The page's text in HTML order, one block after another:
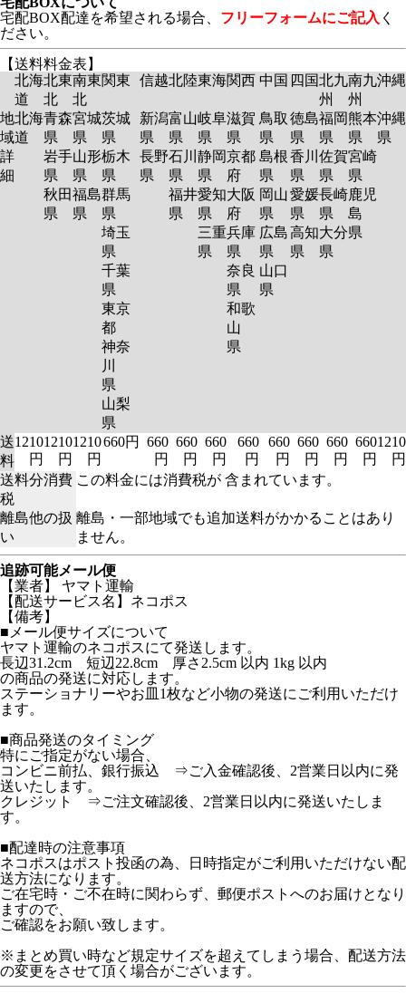
宅配BOX配達を希望される場合、 フリーフォームにご記入 く
ださい。
【送料料金表】
北海
道
北東
北
南東
北
関東 信越北陸東海関西 中国 四国北九
州
南九
州
沖縄
地
域
詳
細
北海
道
青森
県
岩手
県
秋田
県
宮城
県
山形
県
福島
県
茨城
県
栃木
県
群馬
県
埼玉
県
千葉
県
東京
都
神奈
川
県
山梨
県
新潟
県
長野
県
富山
県
石川
県
福井
県
岐阜
県
静岡
県
愛知
県
三重
県
滋賀
県
京都
府
大阪
府
兵庫
県
奈良
県
和歌
山
県
鳥取
県
島根
県
岡山
県
広島
県
山口
県
徳島
県
香川
県
愛媛
県
高知
県
福岡
県
佐賀
県
長崎
県
大分
県
熊本
県
宮崎
県
鹿児
島
県
沖縄
県
送
料
1210
円
1210
円
1210
円
660円
660
円
660
円
660
円
660
円
660
円
660
円
660
円
660
円
1210
円
送料分消費
税
この料金には消費税が 含まれています。
離島他の扱
い
離島・一部地域でも追加送料がかかることはあり
ません。
追跡可能メール便
【業者】 ヤマト運輸
【配送サービス名】ネコポス
【備考】
■メール便サイズについて
ヤマト運輸のネコポスにて発送します。
長辺31.2cm 短辺22.8cm 厚さ2.5cm 以内 1kg 以内
の商品の発送に対応します。
ステーショナリーやお皿1枚など小物の発送にご利用いただけ
ます。
■商品発送のタイミング
特にご指定がない場合、
コンビニ前払、銀行振込 ⇒ご入金確認後、2営業日以内に発
送いたします。
クレジット ⇒ご注文確認後、2営業日以内に発送いたしま
す。
■配達時の注意事項
ネコポスはポスト投函の為、日時指定がご利用いただけない配
送方法になります。
ご在宅時・ご不在時に関わらず、郵便ポストへのお届けとなり
ますので、
ご確認をお願い致します。
※まとめ買い時など規定サイズを超えてしまう場合、配送方法
の変更をさせて頂く場合がございます。